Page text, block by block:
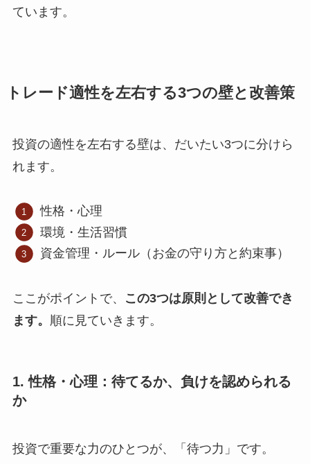
ています。
トレード適性を左右する3つの壁と改善策
投資の適性を左右する壁は、だいたい3つに分けら
れます。
性格・心理
環境・生活習慣
資金管理・ルール（お金の守り方と約束事）
ここがポイントで、
この3つは原則として改善でき
ます。 順に見ていきます。
1. 性格・心理：待てるか、負けを認められる
か
投資で重要な力のひとつが、「待つ力」です。